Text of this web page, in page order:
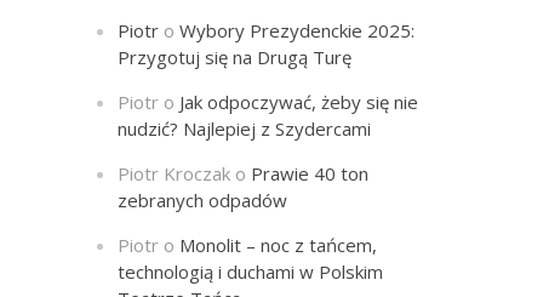
Piotr oWybory Prezydenckie 2025:
Przygotuj się na Drugą Turę
Piotr o Jak odpoczywać, żeby się nie
nudzić? Najlepiej z Szydercami
Piotr Kroczak o Prawie 40 ton
zebranych odpadów
Piotr o Monolit – noc z tańcem,
technologią i duchami w Polskim